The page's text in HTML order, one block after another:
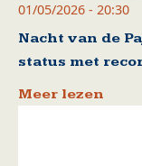
01/05/2026 - 20:30
Nacht van de
status met
Meer lezen